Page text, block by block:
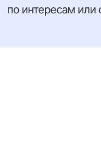
по интересам